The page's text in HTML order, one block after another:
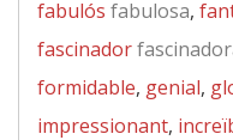
fabulós fabulosa,
fascinador
formidable, genial,
impressionant,